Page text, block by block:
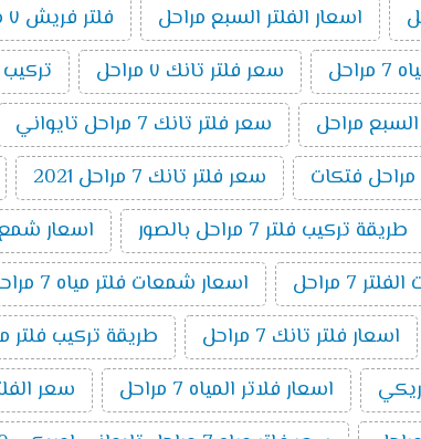
اسعار الفلتر السبع مراحل فلتر فريش ٧ مراحل
سعر فلتر تانك ٧ مراحل تركيب
السبع مراحل
سعر فلتر تانك 7 مراحل تايواني
سعر فلتر تانك 7 مراحل 2021
طريقة تركيب فلتر 7 مراحل بالصور اسعار شمع
7 مراحل
اسعار شمعات فلتر مياه 7 مراحل
اسعار فلتر تانك 7 مراحل طريقة تركيب فلتر مياه 7 مراحل
اسعار فلاتر المياه 7 مراحل سعر الفلتر ٧